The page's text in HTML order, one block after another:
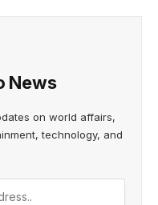
News
on world affairs,
technology, and